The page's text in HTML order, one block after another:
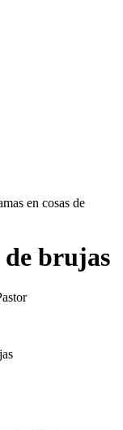
en cosas de
de brujas